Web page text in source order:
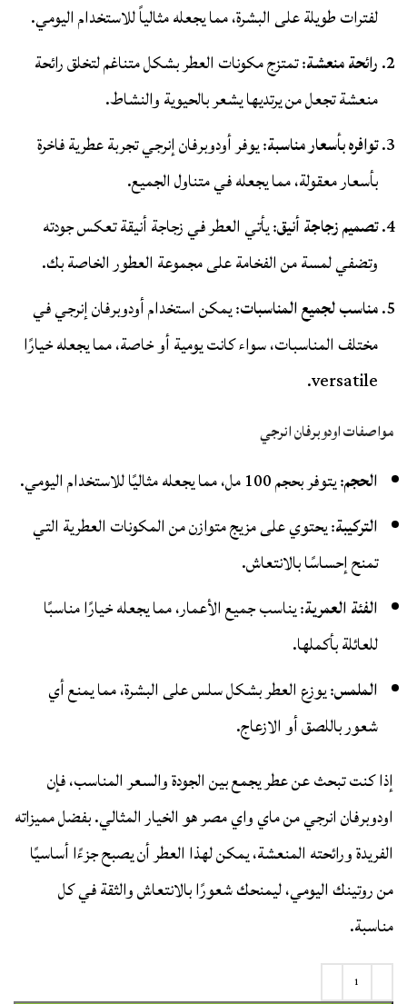
لفترات طويلة على البشرة، مما يجعله مثالياً للاستخدام اليومي.
رائحة منعشة: تمتزج مكونات العطر بشكل متناغم لتخلق رائحة
منعشة تجعل من يرتديها يشعر بالحيوية والنشاط.
توافره بأسعار مناسبة: يوفر أودوبرفان إنرجي تجربة عطرية فاخرة
بأسعار معقولة، مما يجعله في متناول الجميع.
تصميم زجاجة أنيق: يأتي العطر في زجاجة أنيقة تعكس جودته
وتضفي لمسة من الفخامة على مجموعة العطور الخاصة بك.
مناسب لجميع المناسبات: يمكن استخدام أودوبرفان إنرجي في
مختلف المناسبات، سواء كانت يومية أو خاصة، مما يجعله خيارًا
versatile.
مواصفات اودوبرفان انرجي
الحجم: يتوفر بحجم 100 مل، مما يجعله مثاليًا للاستخدام اليومي.
التركيبة: يحتوي على مزيج متوازن من المكونات العطرية التي
تمنح إحساسًا بالانتعاش.
الفئة العمرية: يناسب جميع الأعمار، مما يجعله خيارًا مناسبًا
للعائلة بأكملها.
الملمس: يوزع العطر بشكل سلس على البشرة، مما يمنع أي
شعور باللصق أو الازعاج.
إذا كنت تبحث عن عطر يجمع بين الجودة والسعر المناسب، فإن
اودوبرفان انرجي من ماي واي مصر هو الخيار المثالي. بفضل مميزاته
الفريدة ورائحته المنعشة، يمكن لهذا العطر أن يصبح جزءًا أساسيًا
من روتينك اليومي، ليمنحك شعورًا بالانتعاش والثقة في كل
مناسبة.